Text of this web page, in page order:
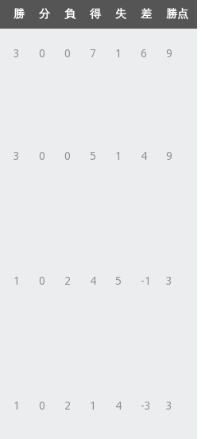
勝 分 負 得 失 差 勝点
3 0 0 7 1 6 9
3 0 0 5 1 4 9
1 0 2 4 5 -1 3
1 0 2 1 4 -3 3